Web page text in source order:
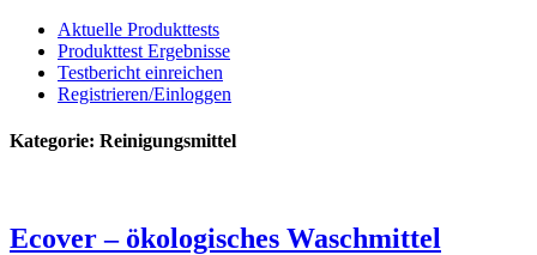
Aktuelle Produkttests
Produkttest Ergebnisse
Testbericht einreichen
Registrieren/Einloggen
Kategorie: Reinigungsmittel
Ecover – ökologisches Waschmittel